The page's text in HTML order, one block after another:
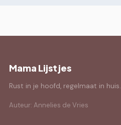
Mama Lijstjes
Rust in je hoofd, regelmaat in huis.
Auteur: Annelies de Vries